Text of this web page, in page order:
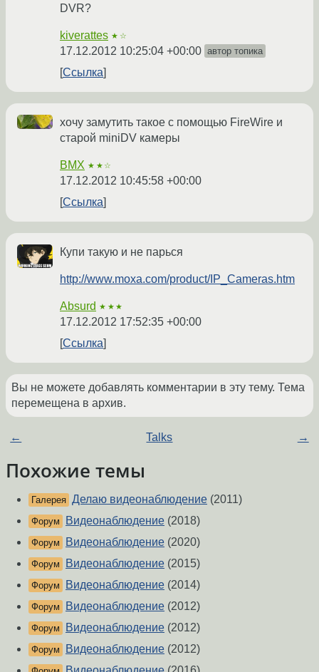
DVR?
kiverattes ★☆
17.12.2012 10:25:04 +00:00 автор топика
Ссылка
хочу замутить такое с помощью FireWire и
старой miniDV камеры
BMX ★★☆
17.12.2012 10:45:58 +00:00
Ссылка
Купи такую и не парься
http://www.moxa.com/product/IP_Cameras.htm
Absurd ★★★
17.12.2012 17:52:35 +00:00
Ссылка
Вы не можете добавлять комментарии в эту тему. Тема
перемещена в архив.
← Talks →
Похожие темы
Галерея Делаю видеонаблюдение (2011)
Форум Видеонаблюдение (2018)
Форум Видеонаблюдение (2020)
Форум Видеонаблюдение (2015)
Форум Видеонаблюдение (2014)
Форум Видеонаблюдение (2012)
Форум Видеонаблюдение (2012)
Форум Видеонаблюдение (2012)